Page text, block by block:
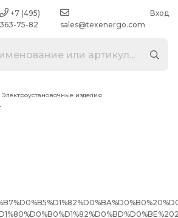
+7 (495)
363-75-82
sales@texenergo.com
Вход
Электроустановочные изделия